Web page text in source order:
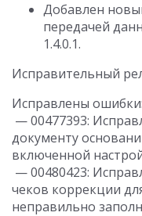
Добавлен
передачей
1.4.0.1.
Исправительный
Исправлены ошибки:
— 00477393:
документу
включенной
— 00480423:
чеков коррекции
неправильно